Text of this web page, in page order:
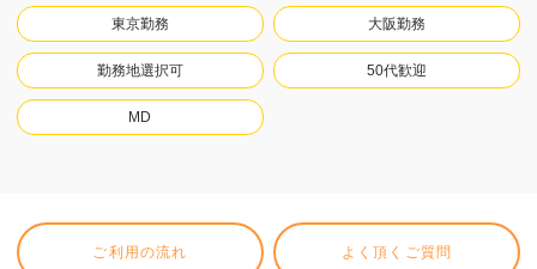
東京勤務 大阪勤務
勤務地選択可 50代歓迎
MD
ご利用の流れ よく頂くご質問